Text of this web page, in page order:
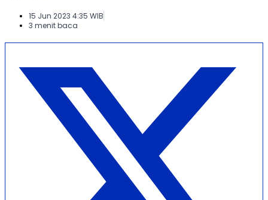
15 Jun 2023 4:35 WIB
3 menit baca